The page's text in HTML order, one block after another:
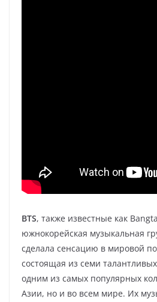
BTS, также известные как
южнокорейская музыкальная
сделала сенсацию в мировой
состоящая из семи
одним из самых популярных
Азии, но и во всем мире. Их